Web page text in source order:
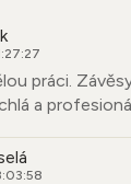
práci.
a